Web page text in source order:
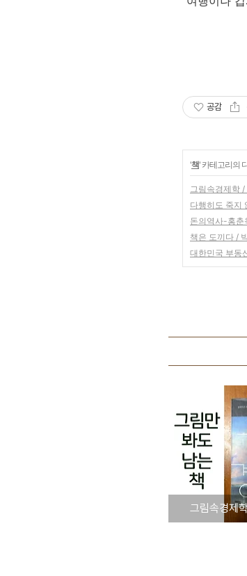
공감
'책' 카테고리의
그림속경제학 /
다행히도 죽지
돈의역사-홍춘
책은 도끼다 /
대한민국 부동
그림속경제